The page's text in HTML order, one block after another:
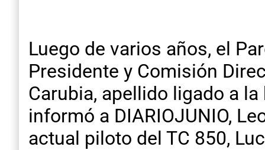
Luego de varios años, el
Presidente y Comisión
Carubia, apellido ligado a
informó a DIARIOJUNIO,
actual piloto del TC 850,